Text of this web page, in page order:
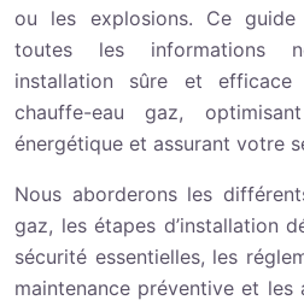
ou les explosions. Ce
toutes les informations
installation sûre et
chauffe-eau gaz,
énergétique et assurant votre
Nous aborderons les
gaz, les étapes d’installation
sécurité essentielles, les
maintenance préventive et les